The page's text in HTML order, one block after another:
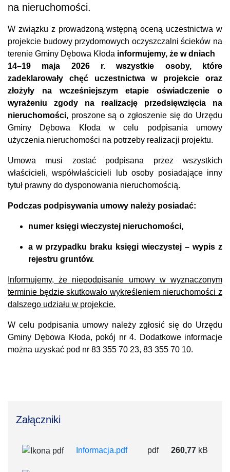
na nieruchomości.
W związku z prowadzoną wstępną oceną uczestnictwa w
projekcie budowy przydomowych oczyszczalni ścieków na
terenie Gminy Dębowa Kłoda informujemy, że w dniach
14–19 maja 2026 r. wszystkie osoby, które
zadeklarowały chęć uczestnictwa w projekcie oraz
złożyły na wcześniejszym etapie oświadczenie o
wyrażeniu zgody na realizację przedsięwzięcia na
nieruchomości, proszone są o zgłoszenie się do Urzędu
Gminy Dębowa Kłoda w celu podpisania umowy
użyczenia nieruchomości na potrzeby realizacji projektu.
Umowa musi zostać podpisana przez wszystkich
właścicieli, współwłaścicieli lub osoby posiadające inny
tytuł prawny do dysponowania nieruchomością.
Podczas podpisywania umowy należy posiadać:
numer księgi wieczystej nieruchomości,
a w przypadku braku księgi wieczystej – wypis z
rejestru gruntów.
Informujemy, że niepodpisanie umowy w wyznaczonym
terminie będzie skutkowało wykreśleniem nieruchomości z
dalszego udziału w projekcie.
W celu podpisania umowy należy zgłosić się do Urzędu
Gminy Dębowa Kłoda, pokój nr 4. Dodatkowe informacje
można uzyskać pod nr 83 355 70 23, 83 355 70 10.
Załączniki
Informacja.pdf pdf 260,77 kB